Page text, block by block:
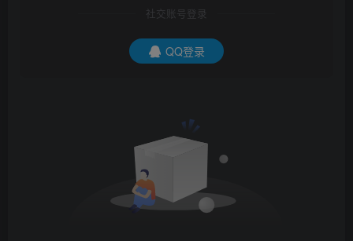
社交账号登录
QQ登录